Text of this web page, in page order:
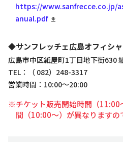
https://www.sanfrecce.co.jp/
anual.pdf
◆サンフレッチェ広島オフィシャ
広島市中区紙屋町1丁目地下街630
TEL：（ 082）248-3317
営業時間：10:00～20:00
※チケット販売開始時間（11:00
間（10:00～）が異なりますの